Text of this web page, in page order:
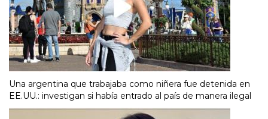
Una argentina que trabajaba como niñera fue detenida en
EE.UU.: investigan si había entrado al país de manera ilegal